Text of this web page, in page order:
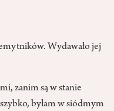
Wydawało jej
zanim są w stanie
byłam w siódmym